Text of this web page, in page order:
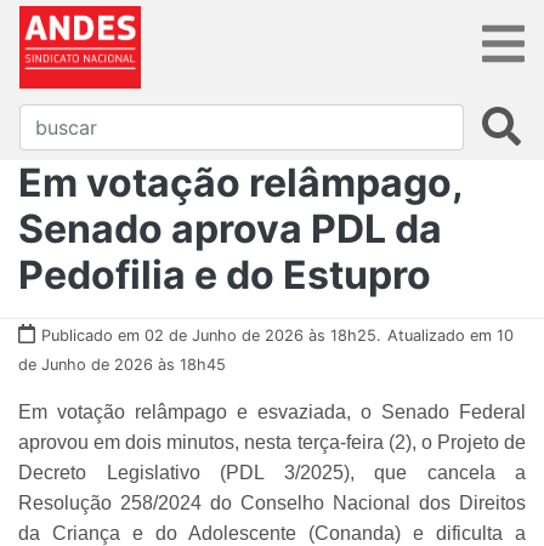
Em votação relâmpago,
Senado aprova PDL da
Pedofilia e do Estupro
Publicado em 02 de Junho de 2026 às 18h25. Atualizado em 10
de Junho de 2026 às 18h45
Em votação relâmpago e esvaziada, o Senado Federal
aprovou em dois minutos, nesta terça-feira (2), o Projeto de
Decreto Legislativo (PDL 3/2025), que cancela a
Resolução 258/2024 do Conselho Nacional dos Direitos
da Criança e do Adolescente (Conanda) e dificulta a